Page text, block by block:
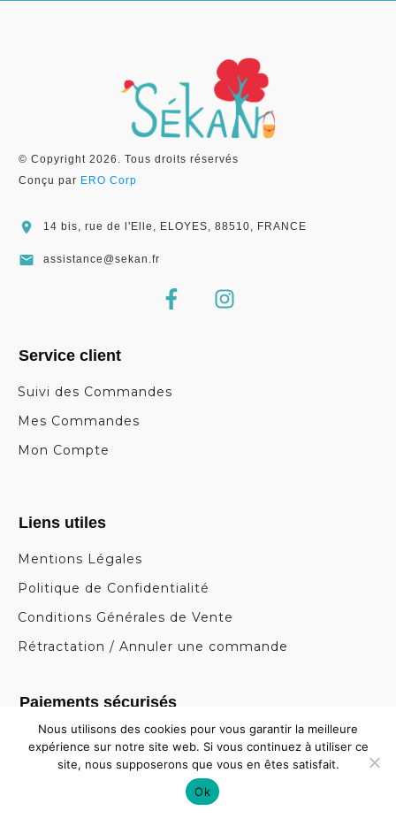
© Copyright 2026 . Tous droits réservés
Conçu par ERO Corp
14 bis, rue de l'Elle, ELOYES, 88510, FRANCE
assistance@sekan.fr
Service client
Suivi des Commandes
Mes Commandes
Mon Compte
Liens utiles
Mentions Légales
Politique de Confidentialité
Conditions Générales de Vente
Rétractation / Annuler une commande
Paiements sécurisés
Nous utilisons des cookies pour vous garantir la meilleure
expérience sur notre site web. Si vous continuez à utiliser ce
site, nous supposerons que vous en êtes satisfait.
Ok